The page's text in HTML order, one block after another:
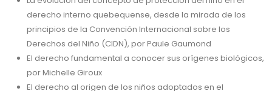
derecho interno quebequense, desde la mirada de los
principios de la Convención Internacional sobre los
Derechos del Niño (CIDN), por Paule Gaumond
El derecho fundamental a conocer sus orígenes biológicos,
por Michelle Giroux
El derecho al origen de los niños adoptados en el